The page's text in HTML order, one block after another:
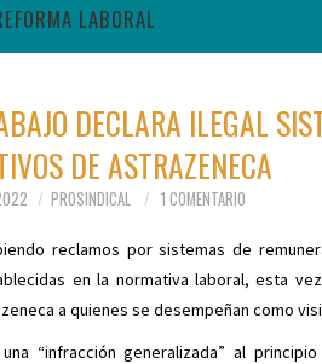
LABORAL
DECLARA ILEGAL
DE ASTRAZENECA
PROSINDICAL 1 COMENTARIO
reclamos por sistemas de
en la normativa laboral, esta
a quienes se desempeñan como
“infracción generalizada” al